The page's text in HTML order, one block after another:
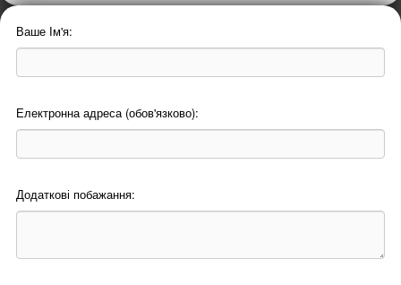
Ваше Ім'я:
Електронна адреса (обов'язково):
Додаткові побажання: